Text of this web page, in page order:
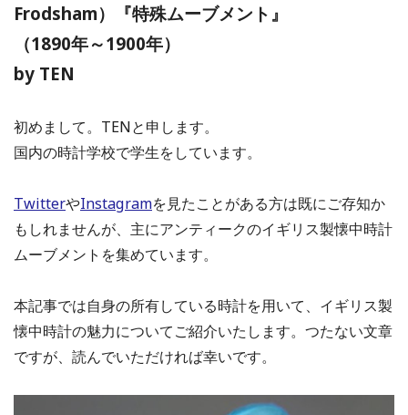
Frodsham）『特殊ムーブメント』
（1890年～1900年）
by TEN
初めまして。TENと申します。
国内の時計学校で学生をしています。
TwitterやInstagramを見たことがある方は既にご存知か
もしれませんが、主にアンティークのイギリス製懐中時計
ムーブメントを集めています。
本記事では自身の所有している時計を用いて、イギリス製
懐中時計の魅力についてご紹介いたします。つたない文章
ですが、読んでいただければ幸いです。